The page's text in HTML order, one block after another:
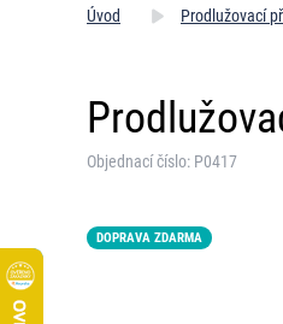
Úvod Prodlužovací
Objednací číslo: P0417
DOPRAVA ZDARMA